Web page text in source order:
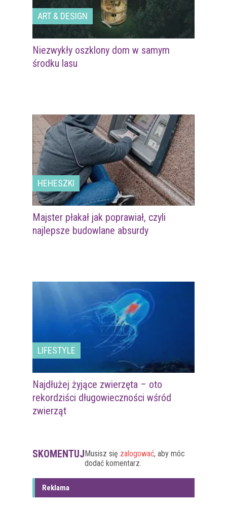
ART & DESIGN
Niezwykły oszklony dom w samym
środku lasu
HEHESZKI
Majster płakał jak poprawiał, czyli
najlepsze budowlane absurdy
LIFESTYLE
Najdłużej żyjące zwierzęta – oto
rekordziści długowieczności wśród
zwierząt
SKOMENTUJMusisz się zalogować, aby móc
dodać komentarz.
Reklama